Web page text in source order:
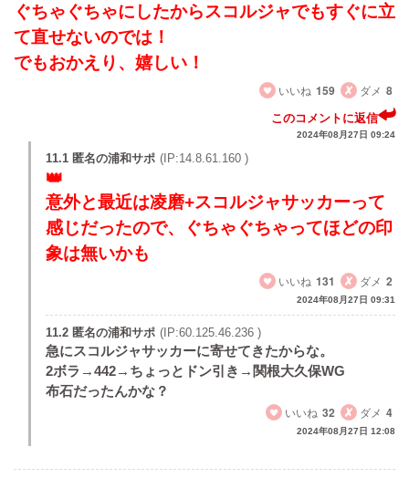
ぐちゃぐちゃにしたからスコルジャでもすぐに立
て直せないのでは！
でもおかえり、嬉しい！
いいね 159 ダメ 8
このコメントに返信
2024年08月27日 09:24
11.1 匿名の浦和サポ (IP:14.8.61.160 )
意外と最近は凌磨+スコルジャサッカーって
感じだったので、ぐちゃぐちゃってほどの印
象は無いかも
いいね 131 ダメ 2
2024年08月27日 09:31
11.2 匿名の浦和サポ (IP:60.125.46.236 )
急にスコルジャサッカーに寄せてきたからな。
2ボラ→442→ちょっとドン引き→関根大久保WG
布石だったんかな？
いいね 32 ダメ 4
2024年08月27日 12:08